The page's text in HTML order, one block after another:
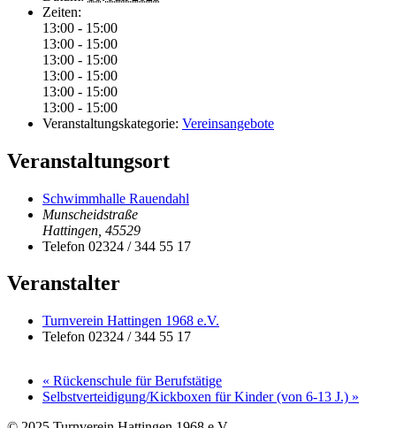
Zeiten:
13:00 - 15:00
13:00 - 15:00
13:00 - 15:00
13:00 - 15:00
13:00 - 15:00
13:00 - 15:00
Veranstaltungskategorie: Vereinsangebote
Veranstaltungsort
Schwimmhalle Rauendahl
Munscheidstraße
Hattingen 45529
Telefon 02324 / 344 55 17
Veranstalter
Turnverein Hattingen 1968 e.V.
Telefon 02324 / 344 55 17
« Rückenschule für Berufstätige
Selbstverteidigung/Kickboxen für Kinder (von 6-13 J.) »